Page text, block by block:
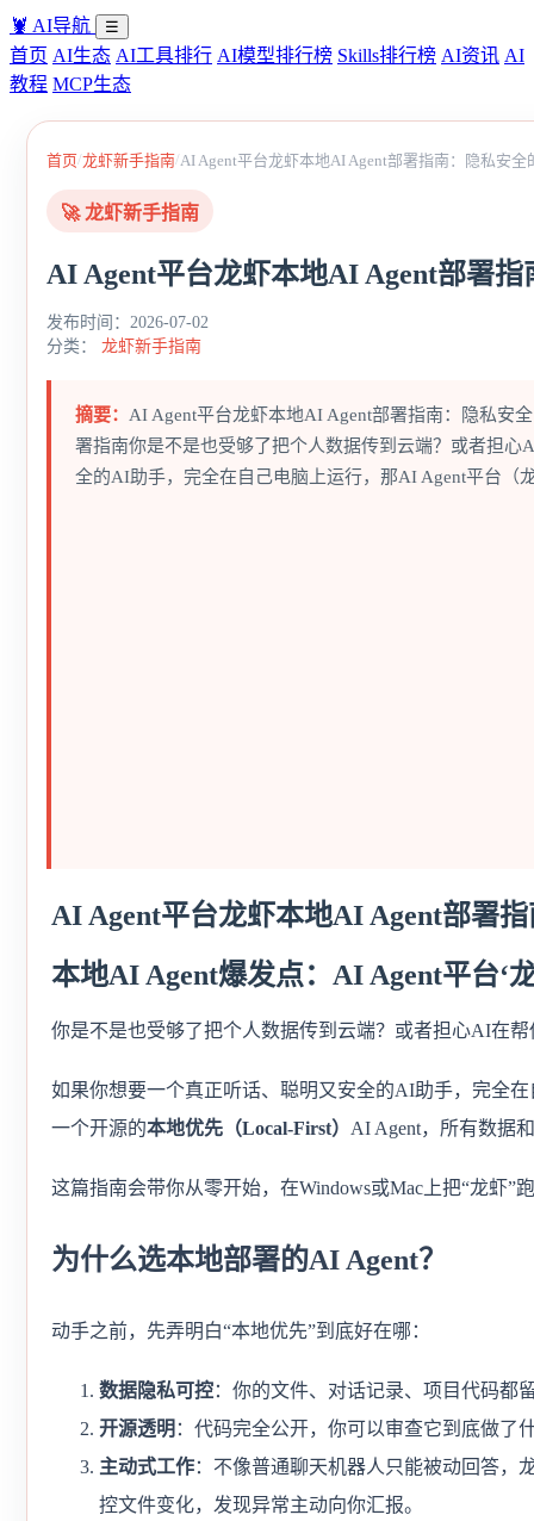
🦞 AI导航 ☰
首页 AI生态 AI工具排行 AI模型排行榜 Skills排行榜 AI资讯 AI
教程 MCP生态
首页/龙虾新手指南/AI Agent平台龙虾本地AI Agent部署指南：隐私安全
🚀 龙虾新手指南
AI Agent平台龙虾本地AI Agent部署
发布时间：2026-07-02
分类： 龙虾新手指南
摘要： AI Agent平台龙虾本地AI Agent部署指南：隐私安
署指南你是不是也受够了把个人数据传到云端？或者担
全的AI助手，完全在自己电脑上运行，那AI Agent平台（
AI Agent平台龙虾本地AI Agent部署
本地AI Agent爆发点：AI Agent平台‘
你是不是也受够了把个人数据传到云端？或者担心AI在
如果你想要一个真正听话、聪明又安全的AI助手，完全
一个开源的本地优先（Local-First） AI Agent，所有数据
这篇指南会带你从零开始，在Windows或Mac上把“龙虾”
为什么选本地部署的AI Agent？
动手之前，先弄明白“本地优先”到底好在哪：
数据隐私可控：你的文件、对话记录、项目代码都
开源透明 ：代码完全公开，你可以审查它到底做了
主动式工作：不像普通聊天机器人只能被动回答，
控文件变化，发现异常主动向你汇报。